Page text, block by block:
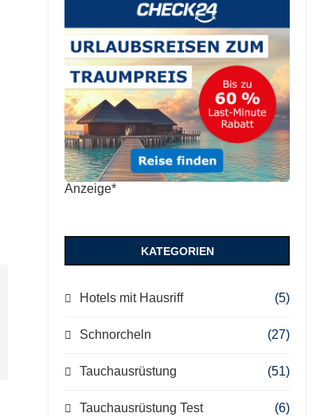
Anzeige*
KATEGORIEN
Hotels mit Hausriff (5)
Schnorcheln (27)
Tauchausrüstung (51)
Tauchausrüstung Test (6)